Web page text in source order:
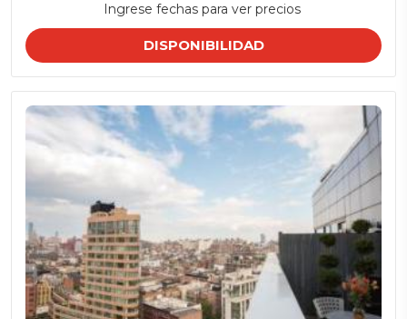
Ingrese fechas para ver precios
DISPONIBILIDAD